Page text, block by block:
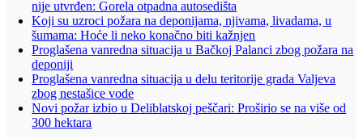
nije utvrđen: Gorela otpadna autosedišta
Koji su uzroci požara na deponijama, njivama, livadama, u
šumama: Hoće li neko konačno biti kažnjen
Proglašena vanredna situacija u Bačkoj Palanci zbog požara na
deponiji
Proglašena vanredna situacija u delu teritorije grada Valjeva
zbog nestašice vode
Novi požar izbio u Deliblatskoj peščari: Proširio se na više od
300 hektara